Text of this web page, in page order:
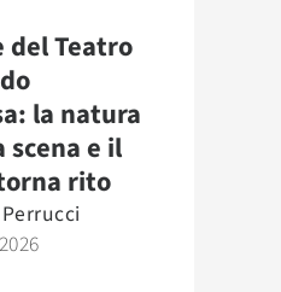
del Teatro
la natura
e il
rito